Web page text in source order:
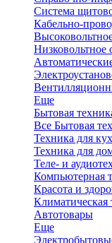
Система
Кабельно-
Низковольтное
Еще
Бытовая
Все Бытовая
Техника для
Техника для
Теле- и
Компьютерная
Красота и
Климатическая
Автотовары
Еще